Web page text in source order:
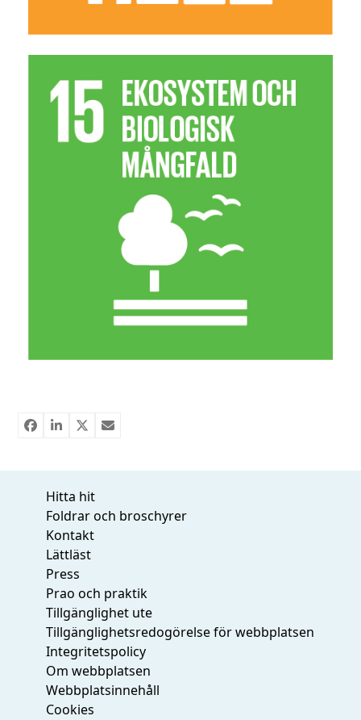
Hitta hit
Foldrar och broschyrer
Kontakt
Lättläst
Press
Prao och praktik
Tillgänglighet ute
Tillgänglighetsredogörelse för webbplatsen
Integritetspolicy
Om webbplatsen
Webbplatsinnehåll
Cookies